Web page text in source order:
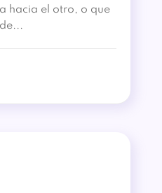
hacia el otro, o que